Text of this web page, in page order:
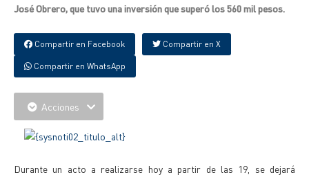
José Obrero, que tuvo una inversión que superó los 560 mil pesos.
Compartir en Facebook Compartir en X
Compartir en WhatsApp
Acciones
Durante un acto a realizarse hoy a partir de las 19, se dejará